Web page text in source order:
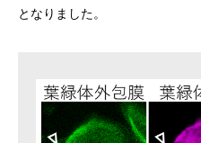
となりました。